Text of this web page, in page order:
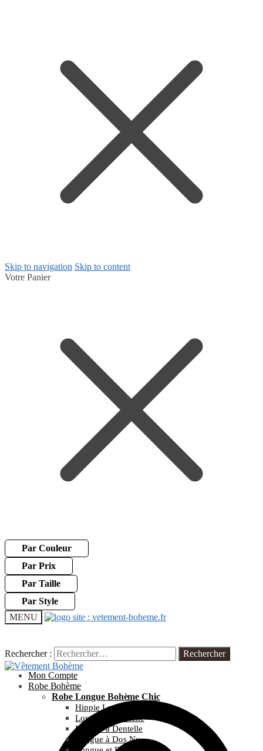
Skip to navigation Skip to content
Votre Panier
Par Couleur
Par Prix
Par Taille
Par Style
MENU
Rechercher :
Mon Compte
Rechercher :
Robe Bohème
Robe Longue Bohème Chic
Hippie Longue
Longue et Blanche
Longue à Dentelle
Longue à Dos Nu